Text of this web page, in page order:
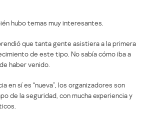
hubo temas muy interesantes.
que tanta gente asistiera a la primera
de este tipo. No sabía cómo iba a
haber venido.
en sí es “nueva”, los organizadores son
de la seguridad, con mucha experiencia y